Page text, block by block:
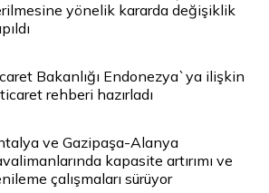
yönelik kararda değişiklik
Bakanlığı Endonezya`ya ilişkin
rehberi hazırladı
ve Gazipaşa-Alanya
kapasite artırımı ve
çalışmaları sürüyor